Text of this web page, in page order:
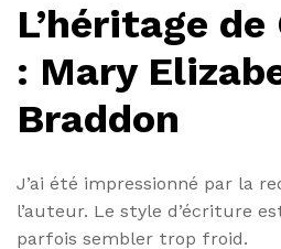
L’héritage
: Mary
Braddon
J’ai été impressionné par la
l’auteur. Le style d’écriture
parfois sembler trop froid.